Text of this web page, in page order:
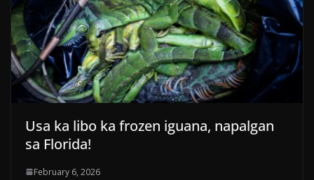
Usa ka libo ka frozen iguana, napalgan
sa Florida!
February 6, 2026